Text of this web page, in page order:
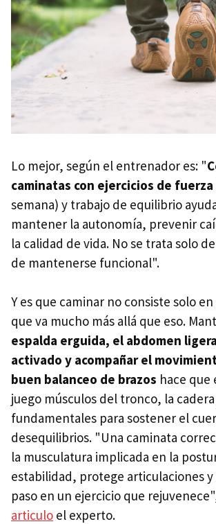
Lo mejor, según el entrenador es: "
caminatas con ejercicios de fuerza
semana) y trabajo de equilibrio
mantener la autonomía, prevenir
la calidad de vida. No se trata solo
de mantenerse funcional".
Y es que caminar no consiste solo
que va mucho más allá que eso.
espalda erguida, el abdomen
activado y acompañar el
buen balanceo de brazos hace
juego músculos del tronco, la
fundamentales para sostener el
desequilibrios. "Una caminata
la musculatura implicada en la
estabilidad, protege articulaciones
paso en un ejercicio que
articulo el experto.